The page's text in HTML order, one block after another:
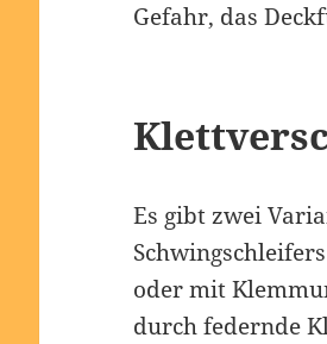
Gefahr, das
Es gibt zwei
oder mit
durch federnde